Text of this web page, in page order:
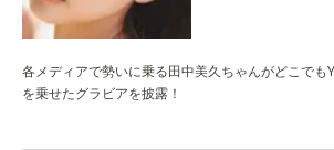
各メディアで勢いに乗る田中美久ちゃんがどこでも
を乗せたグラビアを披露！